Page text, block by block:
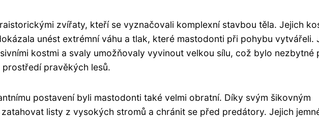
zvířaty, kteří se vyznačovali komplexní stavbou těla. Jejich
unést extrémní váhu a tlak, které mastodonti při pohybu vytvářeli.
kostmi a svaly umožňovaly vyvinout velkou sílu, což bylo nezbytné
pravěkých lesů.
postavení byli mastodonti také velmi obratní. Díky svým šikovným
listy z vysokých stromů a chránit se před predátory. Jejich